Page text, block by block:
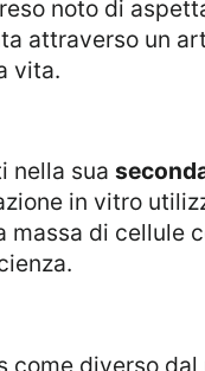
attraverso un
vita.
nella sua
in vitro
di cellule